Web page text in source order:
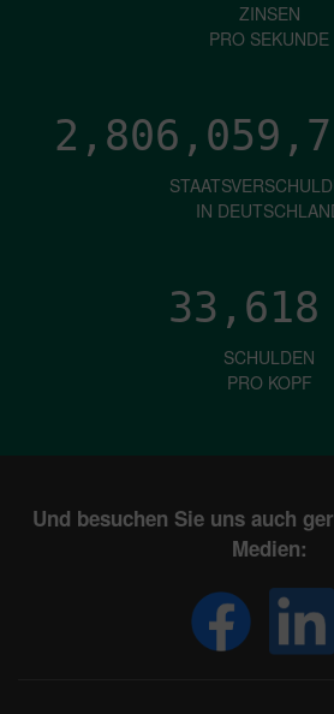
ZINSEN
PRO SEKUNDE
IN
33,618
SCHULDEN
PRO KOPF
Und besuchen Sie uns auch
Medien: